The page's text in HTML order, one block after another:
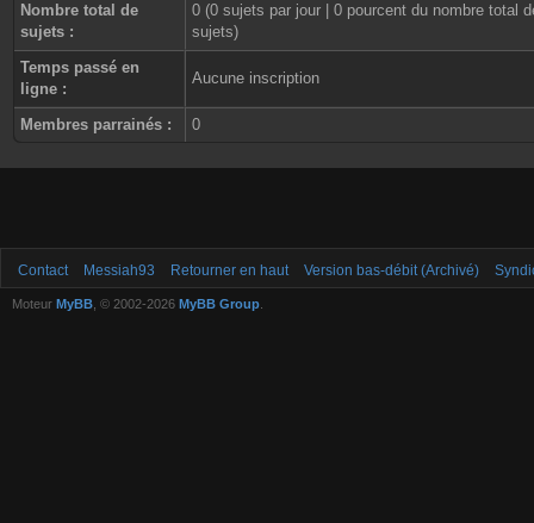
Nombre total de
sujets :
0 (0 sujets par jour | 0 pourcent du nombre total
sujets)
Temps passé en
ligne :
Aucune inscription
Membres parrainés : 0
Contact Messiah93 Retourner en haut Version bas-débit (Archivé)
Moteur MyBB , © 2002-2026 MyBB Group